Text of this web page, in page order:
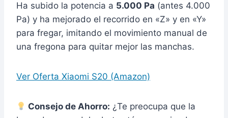
Ha subido la potencia a 5.000 Pa (antes 4.000
Pa) y ha mejorado el recorrido en «Z» y en «Y»
para fregar, imitando el movimiento manual de
una fregona para quitar mejor las manchas.
Ver Oferta Xiaomi S20 (Amazon)
Consejo de Ahorro: ¿Te preocupa que la